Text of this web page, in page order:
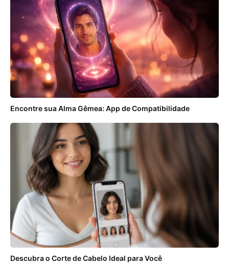
Encontre sua Alma Gêmea: App de Compatibilidade
Descubra o Corte de Cabelo Ideal para Você